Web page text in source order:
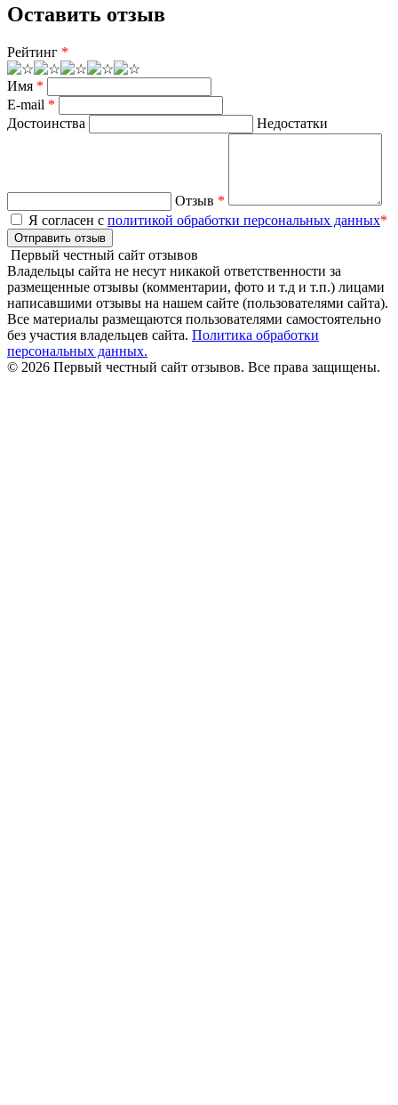
Оставить отзыв
Рейтинг *
Имя *
E-mail *
Достоинства
Недостатки
Отзыв *
Я согласен с политикой обработки персональных данных*
Отправить отзыв
Первый честный сайт отзывов
Владельцы сайта не несут никакой ответственности за
размещенные отзывы (комментарии, фото и т.д и т.п.) лицами
написавшими отзывы на нашем сайте (пользователями сайта).
Все материалы размещаются пользователями самостоятельно
без участия владельцев сайта. Политика обработки
персональных данных.
© 2026 Первый честный сайт отзывов. Все права защищены.